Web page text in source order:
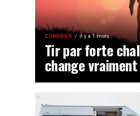
CONSEILS il y a 1 mois
Tir par forte
change vraiment